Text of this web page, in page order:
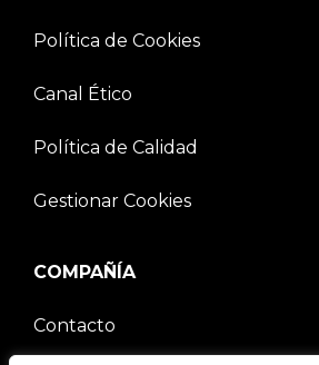
Política de Cookies
Canal Ético
Política de Calidad
Gestionar Cookies
COMPAÑÍA
Contacto